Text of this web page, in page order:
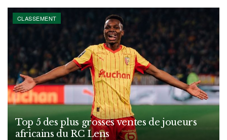
CLASSEMENT
Top 5 des plus grosses ventes de joueurs
africains du RC Lens